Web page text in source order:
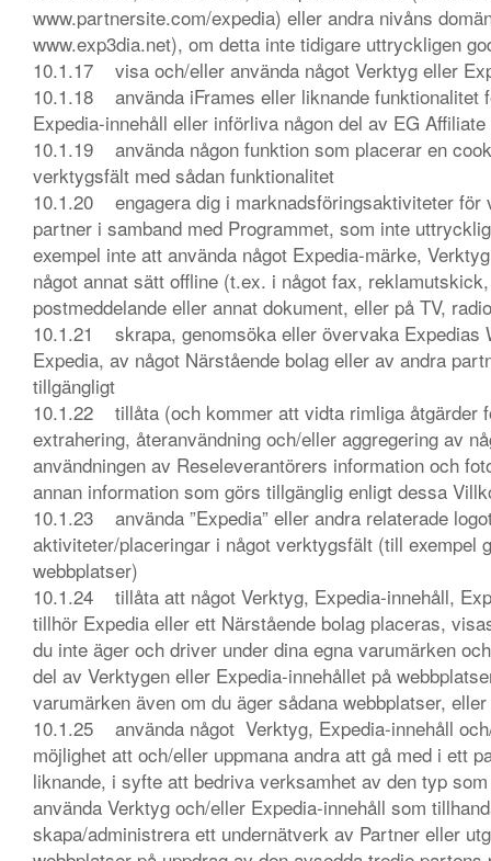
www.partnersite.com/expedia) eller andra nivåns
www.exp3dia.net), om detta inte tidigare uttryckligen
10.1.17 visa och/eller använda något Verktyg eller
10.1.18 använda iFrames eller liknande funktionalitet
Expedia-innehåll eller införliva någon del av EG
10.1.19 använda någon funktion som placerar en
verktygsfält med sådan funktionalitet
10.1.20 engagera dig i marknadsföringsaktiviteter för
partner i samband med Programmet, som inte
exempel inte att använda något Expedia-märke,
något annat sätt offline (t.ex. i något fax,
postmeddelande eller annat dokument, eller på TV,
10.1.21 skrapa, genomsöka eller övervaka Expedias
Expedia, av något Närstående bolag eller av andra
tillgängligt
10.1.22 tillåta (och kommer att vidta rimliga åtgärder
extrahering, återanvändning och/eller aggregering av
användningen av Reseleverantörers information och
annan information som görs tillgänglig enligt dessa
10.1.23 använda ”Expedia” eller andra relaterade
aktiviteter/placeringar i något verktygsfält (till exempel
webbplatser)
10.1.24 tillåta att något Verktyg, Expedia-innehåll,
tillhör Expedia eller ett Närstående bolag placeras,
du inte äger och driver under dina egna varumärken
del av Verktygen eller Expedia-innehållet på
varumärken även om du äger sådana webbplatser,
10.1.25 använda något Verktyg, Expedia-innehåll
möjlighet att och/eller uppmana andra att gå med i ett
liknande, i syfte att bedriva verksamhet av den typ
använda Verktyg och/eller Expedia-innehåll som
skapa/administrera ett undernätverk av Partner eller